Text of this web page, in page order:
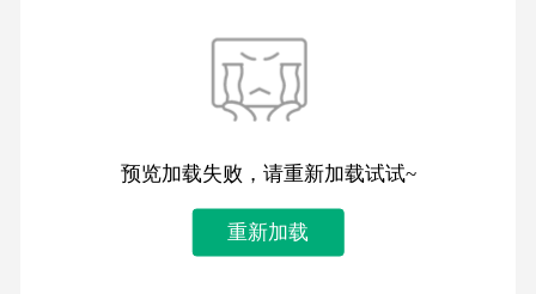
预览加载失败，请重新加载试试~
重新加载